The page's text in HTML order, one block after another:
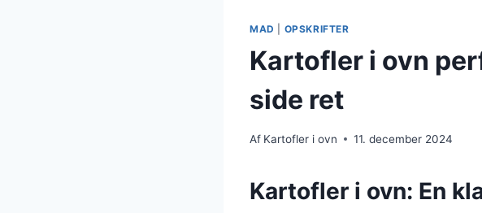
MAD OPSKRIFTER
Kartofler i ovn
side ret
Af Kartofler i ovn 11. december 2024
Kartofler i ovn: En